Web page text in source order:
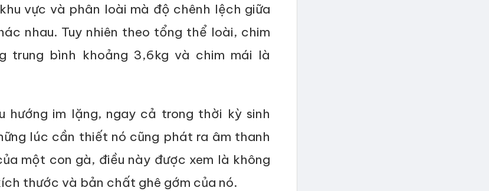
vực và phân loài mà độ chênh lệch giữa
nhau. Tuy nhiên theo tổng thể loài, chim
trung bình khoảng 3,6kg và chim mái là
hướng im lặng, ngay cả trong thời kỳ sinh
lúc cần thiết nó cũng phát ra âm thanh
một con gà, điều này được xem là không
thước và bản chất ghê gớm của nó.